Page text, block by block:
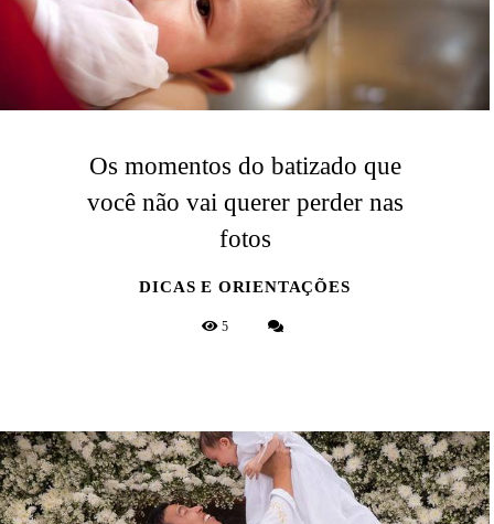
Os momentos do batizado que
você não vai querer perder nas
fotos
DICAS E ORIENTAÇÕES
5